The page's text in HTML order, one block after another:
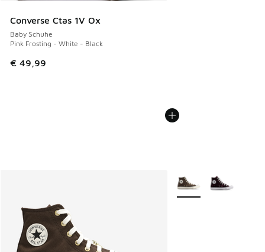
Converse Ctas 1V Ox
Baby Schuhe
Pink Frosting - White - Black
€ 49,99
Weitere Farben